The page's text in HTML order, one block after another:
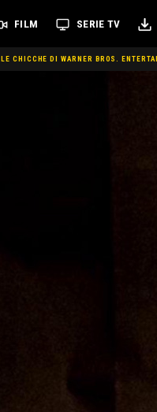
FILM SERIE TV
LE CHICCHE DI WARNER BROS.